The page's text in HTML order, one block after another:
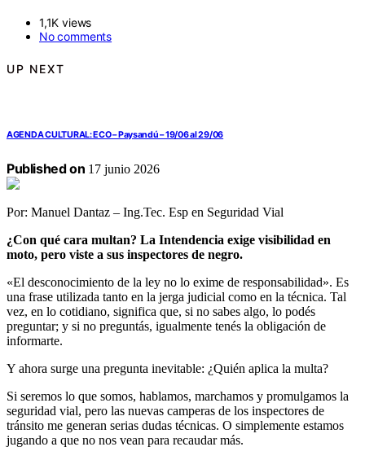
1,1K views
No comments
UP NEXT
AGENDA CULTURAL: ECO – Paysandú – 19/06 al 29/06
Published on 17 junio 2026
Por: Manuel Dantaz – Ing.Tec. Esp en Seguridad Vial
¿Con qué cara multan? La Intendencia exige visibilidad en
moto, pero viste a sus inspectores de negro.
«El desconocimiento de la ley no lo exime de responsabilidad». Es
una frase utilizada tanto en la jerga judicial como en la técnica. Tal
vez, en lo cotidiano, significa que, si no sabes algo, lo podés
preguntar; y si no preguntás, igualmente tenés la obligación de
informarte.
Y ahora surge una pregunta inevitable: ¿Quién aplica la multa?
Si seremos lo que somos, hablamos, marchamos y promulgamos la
seguridad vial, pero las nuevas camperas de los inspectores de
tránsito me generan serias dudas técnicas. O simplemente estamos
jugando a que no nos vean para recaudar más.